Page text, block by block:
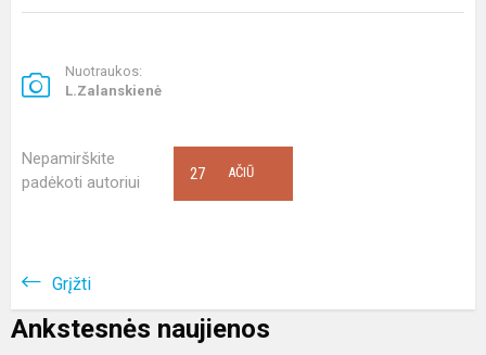
Nuotraukos:
L.Zalanskienė
Nepamirškite
padėkoti autoriui
AČIŪ
27
Grįžti
Ankstesnės naujienos